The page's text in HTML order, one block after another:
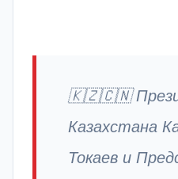
🇰🇿🇨🇳
Казахстана
Токаев и